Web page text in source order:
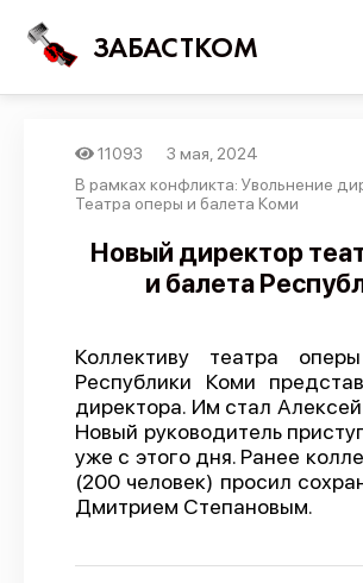
ЗАБАСТКОМ
Войти
Поиск
Новости
Трудовые конфликты
Отчеты
Предложить
Справочник
О проекте
11093
3 мая, 2024
В рамках конфликта: Увольнение
Театра оперы и балета Коми
Новый директор
и балета
Коллективу театра
Республики Коми
директора. Им стал
Новый руководитель
уже с этого дня. Ранее
(200 человек) просил
Дмитрием Степановым.